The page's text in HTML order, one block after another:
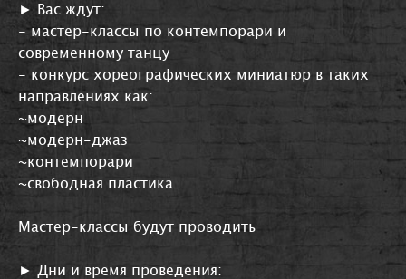
► Вас ждут:
- мастер-классы по контемпорари и
современному танцу
- конкурс хореографических миниатюр в таких
направлениях как:
~модерн
~модерн-джаз
~контемпорари
~свободная пластика
Мастер-классы будут проводить
► Дни и время проведения: